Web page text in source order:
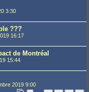
3:30
???
16:17
de Montréal
15:44
2019 9:00